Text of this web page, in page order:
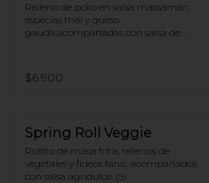
Relleno de pollo en salsa massaman,
especias thai y queso
gauda,acompañadas con salsa de
$6.900
Spring Roll Veggie
Rollito de masa frita, rellenos de
vegetales y fideos fansi, acompañados
con salsa agridulce. (5)